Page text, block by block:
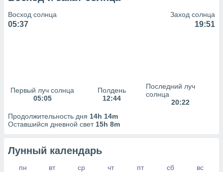
1199
Восход солнца
05:37
Заход солнца
19:51
Первый луч солнца
05:05
Полдень
12:44
Последний луч
солнца
20:22
Продолжительность дня 14h 14m
Оставшийся дневной свет 15h 8m
Лунный календарь
пн вт ср чт пт сб
вс